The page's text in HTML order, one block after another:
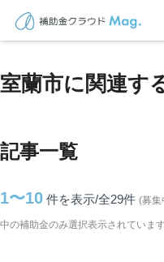
TOP > 補助金・助成金詳細>北海道
室蘭市に関連す
記事一覧
1〜10 件を表示/全29件 (募集
中の補助金のみ選択表示されていま